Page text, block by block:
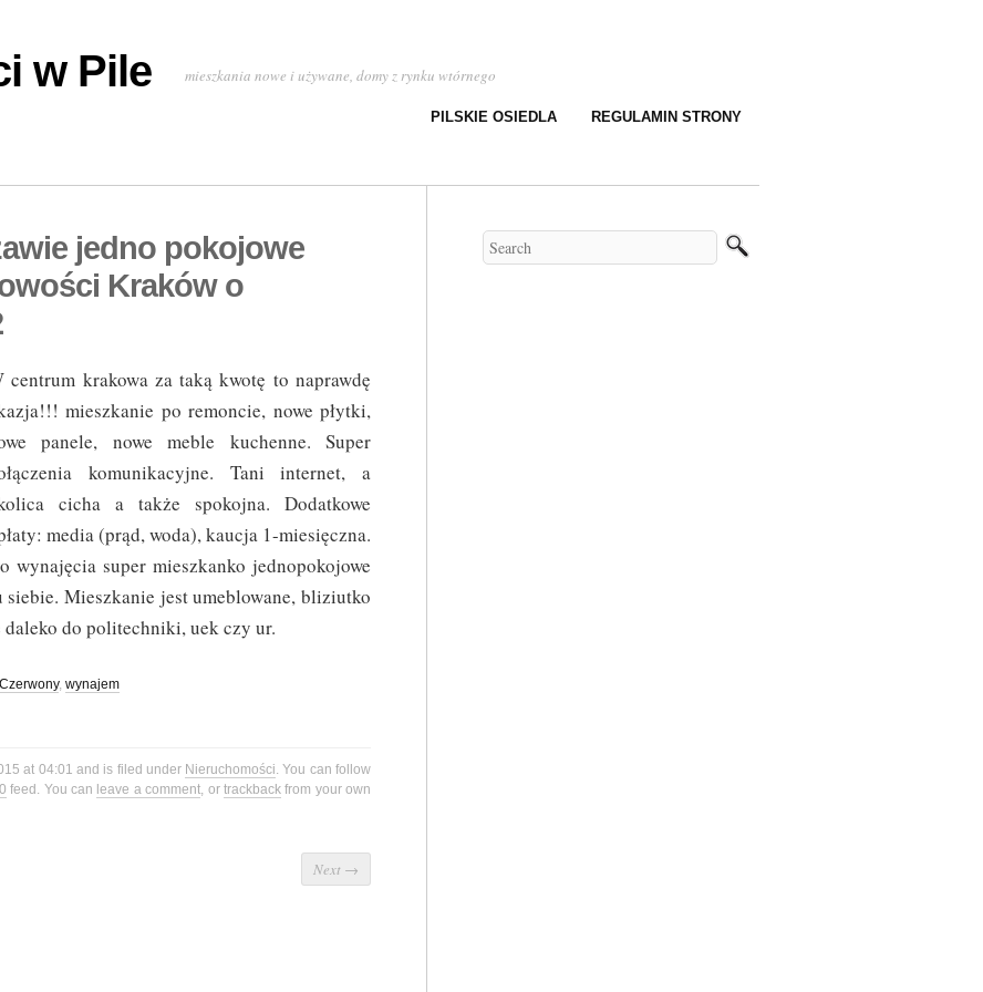
w Pile mieszkania nowe i używane, domy z rynku wtórnego
PILSKIE OSIEDLA REGULAMIN STRONY
jedno pokojowe
Kraków o
centrum krakowa za taką kwotę to naprawdę
mieszkanie po remoncie, nowe płytki,
panele, nowe meble kuchenne. Super
komunikacyjne. Tani internet, a
cicha a także spokojna. Dodatkowe
media (prąd, woda), kaucja 1-miesięczna.
wynajęcia super mieszkanko jednopokojowe
Mieszkanie jest umeblowane, bliziutko
do politechniki, uek czy ur.
, wynajem
at 04:01 and is filed under Nieruchomości. You can follow
feed. You can leave a comment, or trackbackfrom your own
Next →